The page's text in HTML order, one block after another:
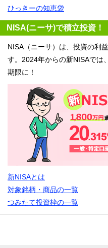
ひっきーの知恵袋
NISA(ニーサ)で積立投資！
NISA（ニーサ）は、投資の利
す。2024年からの新NISAでは
期限に！
新NISAとは
対象銘柄・商品の一覧
つみたて投資枠の一覧